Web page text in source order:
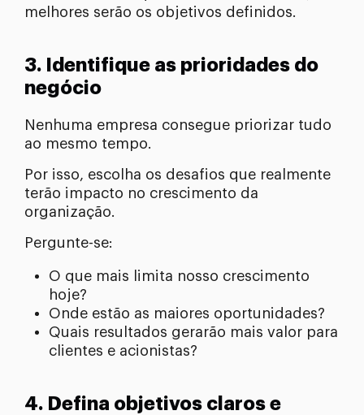
melhores serão os objetivos definidos.
3. Identifique as prioridades do
negócio
Nenhuma empresa consegue priorizar tudo
ao mesmo tempo.
Por isso, escolha os desafios que realmente
terão impacto no crescimento da
organização.
Pergunte-se:
O que mais limita nosso crescimento
hoje?
Onde estão as maiores oportunidades?
Quais resultados gerarão mais valor para
clientes e acionistas?
4. Defina objetivos claros e